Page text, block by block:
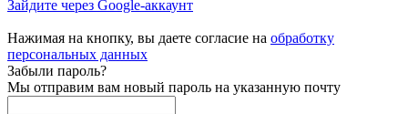
Зайдите через Google-аккаунт
Нажимая на кнопку, вы даете согласие на обработку
персональных данных
Забыли пароль?
Мы отправим вам новый пароль на указанную почту